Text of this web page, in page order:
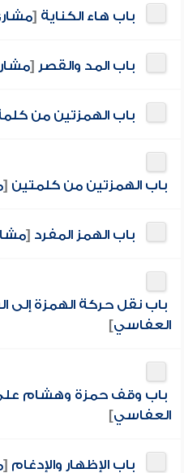
باب هاء الكناية [
باب المد والقصر [
باب الهمزتين من
باب الهمزتين من كلمتين [
باب الهمز المفرد [
باب نقل حركة الهمزة إلى
العفاسي]
باب وقف حمزة وهشام
العفاسي]
باب الإظهار والإدغام [